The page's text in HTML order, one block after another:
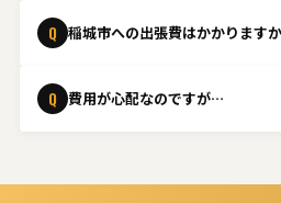
根修理であれば1日〜数日程
Q 稲城市への出張費はかかります
ください。
Q 費用が心配なのですが…